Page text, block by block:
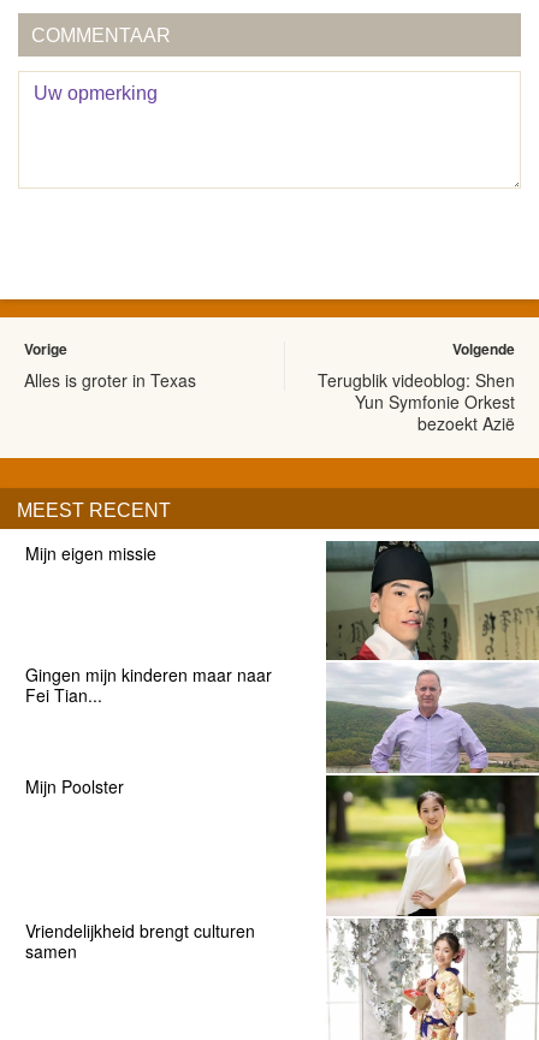
COMMENTAAR
Vorige
Alles is groter in Texas
Volgende
Terugblik videoblog: Shen
Yun Symfonie Orkest
bezoekt Azië
MEEST RECENT
Mijn eigen missie
Gingen mijn kinderen maar naar
Fei Tian...
Mijn Poolster
Vriendelijkheid brengt culturen
samen